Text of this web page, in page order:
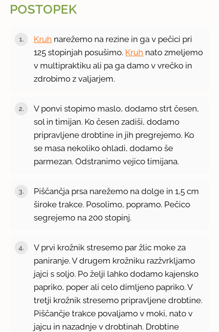
POSTOPEK
Kruh narežemo na rezine in ga v pečici pri
125 stopinjah posušimo. Kruh nato zmeljemo
v multipraktiku ali pa ga damo v vrečko in
zdrobimo z valjarjem.
V ponvi stopimo maslo, dodamo strt česen,
sol in timijan. Ko česen zadiši, dodamo
pripravljene drobtine in jih pregrejemo. Ko
se masa nekoliko ohladi, dodamo še
parmezan. Odstranimo vejico timijana.
Piščančja prsa narežemo na dolge in 1,5 cm
široke trakce. Posolimo, popramo. Pečico
segrejemo na 200 stopinj.
V prvi krožnik stresemo par žlic moke za
paniranje. V drugem krožniku razžvrkljamo
jajci s soljo. Po želji lahko dodamo kajensko
papriko, poper ali celo dimljeno papriko. V
tretji krožnik stresemo pripravljene drobtine.
Piščančje trakce povaljamo v moki, nato v
jajcu in nazadnje v drobtinah. Drobtine